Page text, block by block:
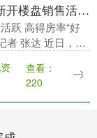
红牛配资 北京部分新开楼盘销售活跃 高得房率“好房子”受青睐
跃 高得房率“好
者 张达 近日，证
多个近期入市的
房率、设计实用
查看：
220